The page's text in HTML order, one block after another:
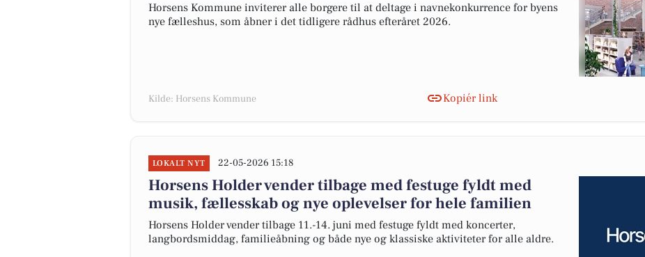
Horsens Kommune inviterer alle borgere til at deltage i navnekonkurrence for byens
nye fælleshus, som åbner i det tidligere rådhus efteråret 2026.
Kilde: Horsens Kommune Kopiér link
LOKALT NYT 22-05-2026 15:18
Horsens Holder vender tilbage med festuge fyldt med
musik, fællesskab og nye oplevelser for hele familien
Horsens Holder vender tilbage 11.-14. juni med festuge fyldt med koncerter,
langbordsmiddag, familieåbning og både nye og klassiske aktiviteter for alle aldre.